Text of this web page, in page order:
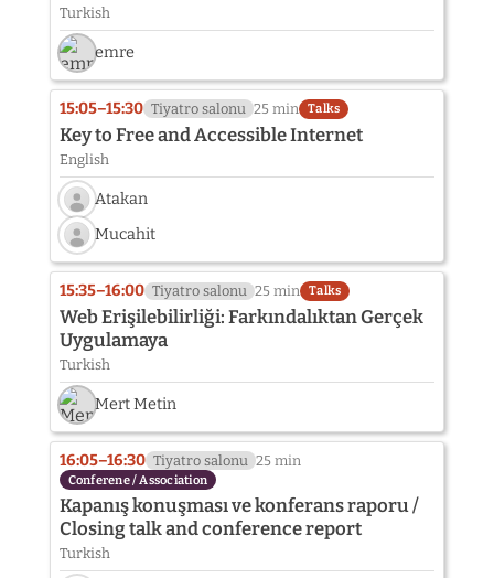
Turkish
emre
15:05–15:30 Tiyatro salonu 25 min Talks
Key to Free and Accessible Internet
English
Speaker
photo
not
provided
yet:
Atakan
Atakan
Speaker
photo
provided
yet:
Mucahit
Mucahit
15:35–16:00 Tiyatro salonu 25 min Talks
Web Erişilebilirliği: Farkındalıktan Gerçek
Uygulamaya
Turkish
Mert Metin
16:05–16:30 Tiyatro salonu 25 min
Conferene / Association
Kapanış konuşması ve konferans raporu /
Closing talk and conference report
Turkish